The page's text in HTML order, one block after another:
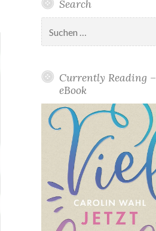
Search
nach:
Currently Reading –
eBook